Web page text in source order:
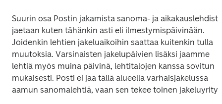
Suurin osa Postin jakamista sanoma- ja aikakauslehdistä
jaetaan kuten tähänkin asti eli ilmestymispäivinään.
Joidenkin lehtien jakeluaikoihin saattaa kuitenkin tulla
muutoksia. Varsinaisten jakelupäivien lisäksi jaamme
lehtiä myös muina päivinä, lehtitalojen kanssa sovitun
mukaisesti. Posti ei jaa tällä alueella varhaisjakelussa
aamun sanomalehtiä, vaan sen tekee toinen